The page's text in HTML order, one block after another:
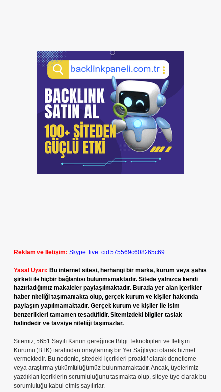
Reklam ve İletişim: Skype: live:.cid.575569c608265c69
Yasal Uyarı: Bu internet sitesi, herhangi bir marka, kurum veya şahıs
şirketi ile hiçbir bağlantısı bulunmamaktadır. Sitede yalnızca kendi
hazırladığımız makaleler paylaşılmaktadır. Burada yer alan içerikler
haber niteliği taşımamakta olup, gerçek kurum ve kişiler hakkında
paylaşım yapılmamaktadır. Gerçek kurum ve kişiler ile isim
benzerlikleri tamamen tesadüfidir. Sitemizdeki bilgiler taslak
halindedir ve tavsiye niteliği taşımazlar.
Sitemiz, 5651 Sayılı Kanun gereğince Bilgi Teknolojileri ve İletişim
Kurumu (BTK) tarafından onaylanmış bir Yer Sağlayıcı olarak hizmet
vermektedir. Bu nedenle, sitedeki içerikleri proaktif olarak denetleme
veya araştırma yükümlülüğümüz bulunmamaktadır. Ancak, üyelerimiz
yazdıkları içeriklerin sorumluluğunu taşımakta olup, siteye üye olarak bu
sorumluluğu kabul etmiş sayılırlar.